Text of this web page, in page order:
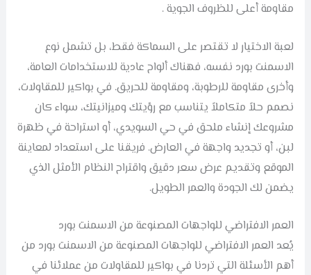
مقاومة أعلى للظروف الجوية .
لعبة الاختيار لا تقتصر على السماكة فقط، بل تشمل نوع
الاسمنت بورد نفسه، فهناك ألواح عادية للاستخدامات العامة،
وأخرى مقاومة للرطوبة، ومقاومة للحريق. في بواكير للمقاولات،
نصمم حلاً متكاملاً يتناسب مع رؤيتك وميزانيتك، سواء كان
مشروعك إنشاء ملحق في حي السويدي، أو استراحة في ظهرة
لبن، أو تجديد واجهة في العارض. فريقنا على استعداد لمعاينة
الموقع وتقديم عرض سعر دقيق واقتراح النظام الأمثل الذي
يضمن لك الجودة والعمر الطويل.
العمر الافتراضي للواجهات المصنوعة من الاسمنت بورد
يُعد العمر الافتراضي للواجهات المصنوعة من الاسمنت بورد من
أهم الأسئلة التي تردنا في بواكير للمقاولات من عملائنا في